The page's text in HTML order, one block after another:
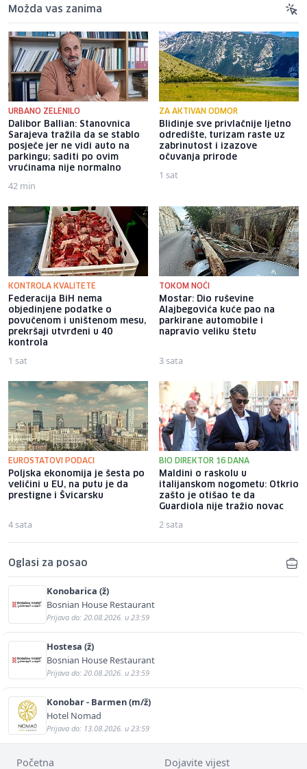
Možda vas zanima
URBANO ZELENILO
Dalibor Ballian: Stanovnica
Sarajeva tražila da se stablo
posječe jer ne vidi auto na
parkingu; saditi po ovim
vrućinama nije normalno
42 min
ZA AKTIVAN ODMOR
Blidinje sve privlačnije ljetno
odredište, turizam raste uz
zabrinutost i izazove
očuvanja prirode
1 sat
KONTROLA KVALITETE
Federacija BiH nema
objedinjene podatke o
povučenom i uništenom mesu,
prekršaji utvrđeni u 40
kontrola
1 sat
TOKOM NOĆI
Mostar: Dio ruševine
Alajbegovića kuće pao na
parkirane automobile i
napravio veliku štetu
3 sata
EUROSTATOVI PODACI
Poljska ekonomija je šesta po
veličini u EU, na putu je da
prestigne i Švicarsku
4 sata
BIO DIREKTOR 16 DANA
Maldini o raskolu u
italijanskom nogometu: Otkrio
zašto je otišao te da
Guardiola nije tražio novac
2 sata
Oglasi za posao
Konobarica (ž)
Bosnian House Restaurant
Prijava do: 20.08.2026. u 23:59
Hostesa (ž)
Bosnian House Restaurant
Prijava do: 20.08.2026. u 23:59
Konobar - Barmen (m/ž)
Hotel Nomad
Prijava do: 13.08.2026. u 23:59
Početna Dojavite vijest